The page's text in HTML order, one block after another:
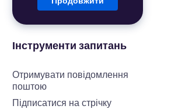
Інструменти запитань
Отримувати повідомлення
поштою
Підписатися на стрічку